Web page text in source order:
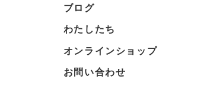
ブログ
わたしたち
オンラインショップ
お問い合わせ